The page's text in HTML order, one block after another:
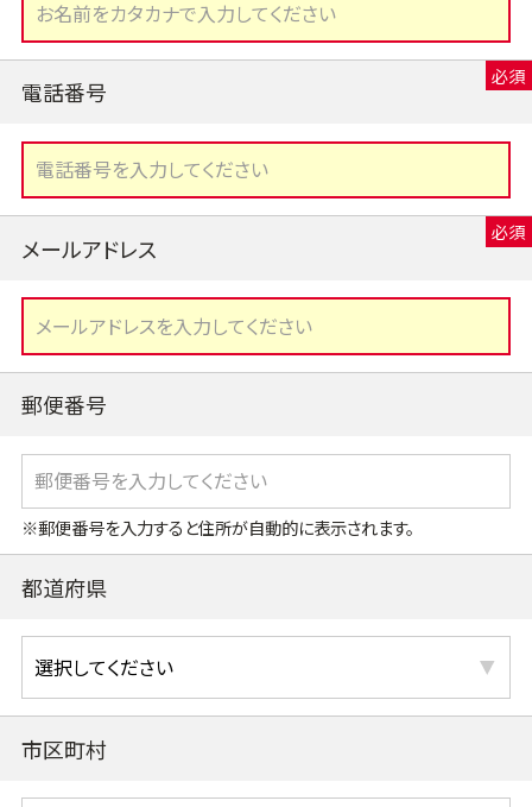
電話番号
メールアドレス
郵便番号
※郵便番号を入力すると住所が自動的に表示されます。
都道府県
市区町村